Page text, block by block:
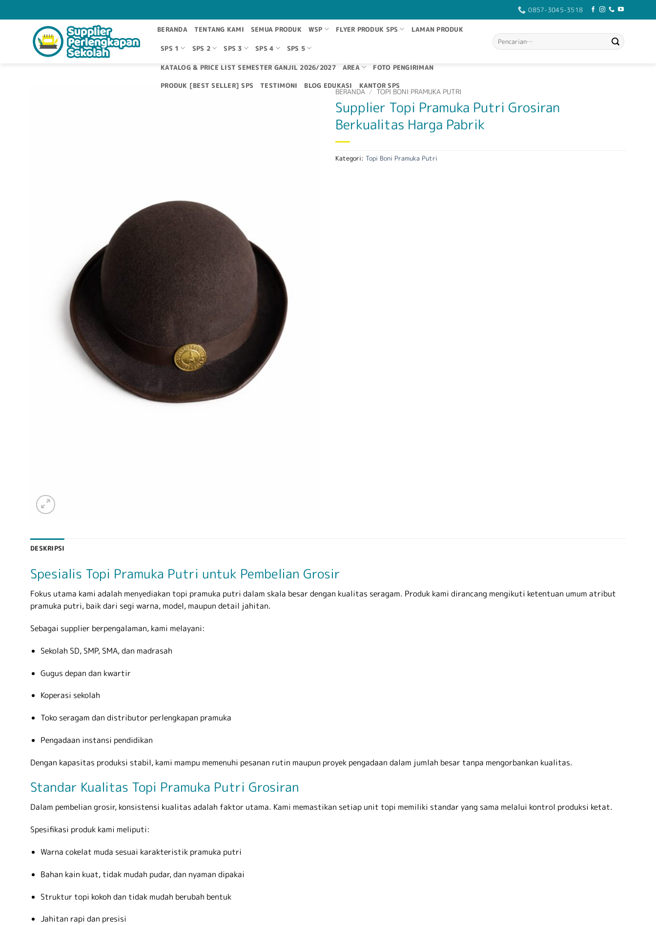
to
0857-3045-3518
BERANDA TENTANG KAMI SEMUA PRODUK WSP FLYER PRODUK SPS LAMAN PRODUK
SPS 1 SPS 2 SPS 3 SPS 4 SPS 5
KATALOG & PRICE LIST SEMESTER GANJIL 2026/2027 AREA FOTO PENGIRIMAN
PRODUK [BEST SELLER] SPS TESTIMONI BLOG EDUKASI KANTOR SPS
Pencarian
untuk:
BERANDA / TOPI BONI PRAMUKA PUTRI
Supplier Topi Pramuka Putri Grosiran
Berkualitas Harga Pabrik
Kategori: Topi Boni Pramuka Putri
DESKRIPSI
Spesialis Topi Pramuka Putri untuk Pembelian Grosir
Fokus utama kami adalah menyediakan topi pramuka putri dalam skala besar dengan kualitas seragam. Produk kami dirancang mengikuti ketentuan umum atribut
pramuka putri, baik dari segi warna, model, maupun detail jahitan.
Sebagai supplier berpengalaman, kami melayani:
Sekolah SD, SMP, SMA, dan madrasah
Gugus depan dan kwartir
Koperasi sekolah
Toko seragam dan distributor perlengkapan pramuka
Pengadaan instansi pendidikan
Dengan kapasitas produksi stabil, kami mampu memenuhi pesanan rutin maupun proyek pengadaan dalam jumlah besar tanpa mengorbankan kualitas.
Standar Kualitas Topi Pramuka Putri Grosiran
Dalam pembelian grosir, konsistensi kualitas adalah faktor utama. Kami memastikan setiap unit topi memiliki standar yang sama melalui kontrol produksi ketat.
Spesifikasi produk kami meliputi:
Warna cokelat muda sesuai karakteristik pramuka putri
Bahan kain kuat, tidak mudah pudar, dan nyaman dipakai
Struktur topi kokoh dan tidak mudah berubah bentuk
Jahitan rapi dan presisi